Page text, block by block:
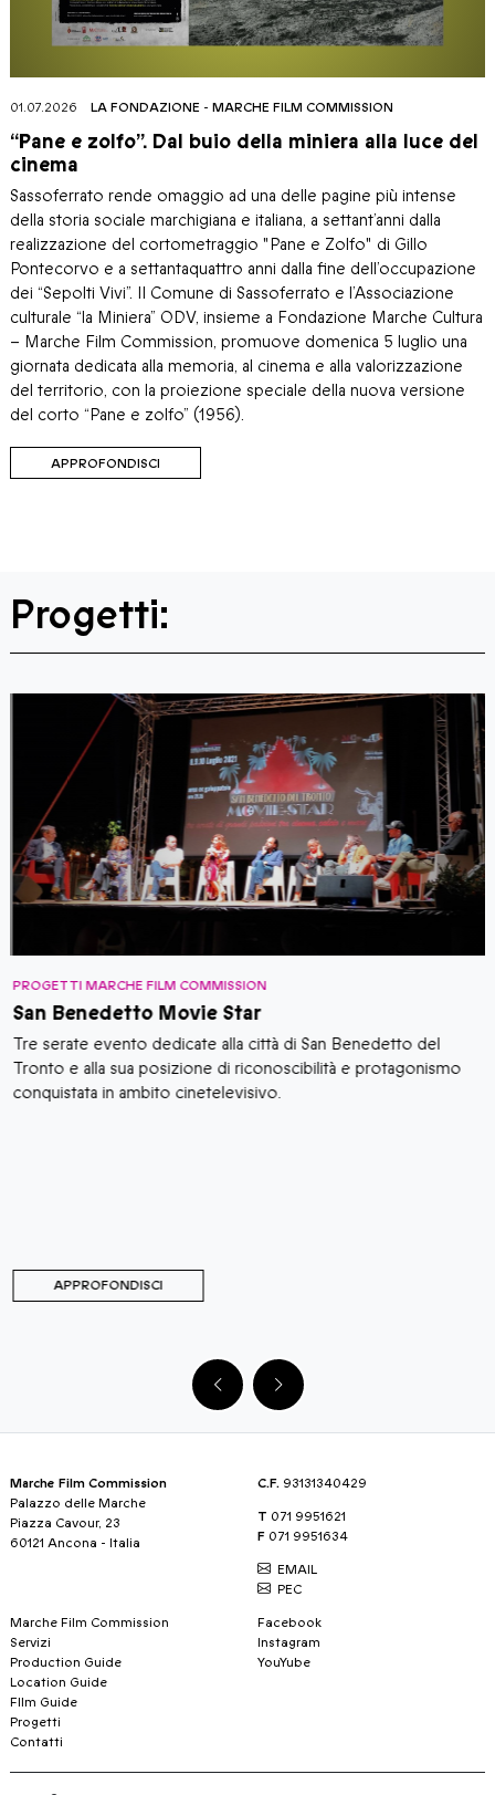
01.07.2026 LA FONDAZIONE - MARCHE FILM COMMISSION
“Pane e zolfo”. Dal buio della miniera alla luce del
cinema
Sassoferrato rende omaggio ad una delle pagine più intense
della storia sociale marchigiana e italiana, a settant’anni dalla
realizzazione del cortometraggio "Pane e Zolfo" di Gillo
Pontecorvo e a settantaquattro anni dalla fine dell’occupazione
dei “Sepolti Vivi”. Il Comune di Sassoferrato e l’Associazione
culturale “la Miniera” ODV, insieme a Fondazione Marche Cultura
– Marche Film Commission, promuove domenica 5 luglio una
giornata dedicata alla memoria, al cinema e alla valorizzazione
del territorio, con la proiezione speciale della nuova versione
del corto “Pane e zolfo” (1956).
APPROFONDISCI
Progetti:
PROGETTI MARCHE FILM COMMISSION
San Benedetto Movie Star
Tre serate evento dedicate alla città di San Benedetto del
Tronto e alla sua posizione di riconoscibilità e protagonismo
conquistata in ambito cinetelevisivo.
APPROFONDISCI
Marche Film Commission
Palazzo delle Marche
Piazza Cavour, 23
60121 Ancona - Italia
C.F. 93131340429
T 071 9951621
F 071 9951634
EMAIL
PEC
Marche Film Commission
Servizi
Production Guide
Location Guide
FIlm Guide
Progetti
Contatti
Facebook
Instagram
YouYube